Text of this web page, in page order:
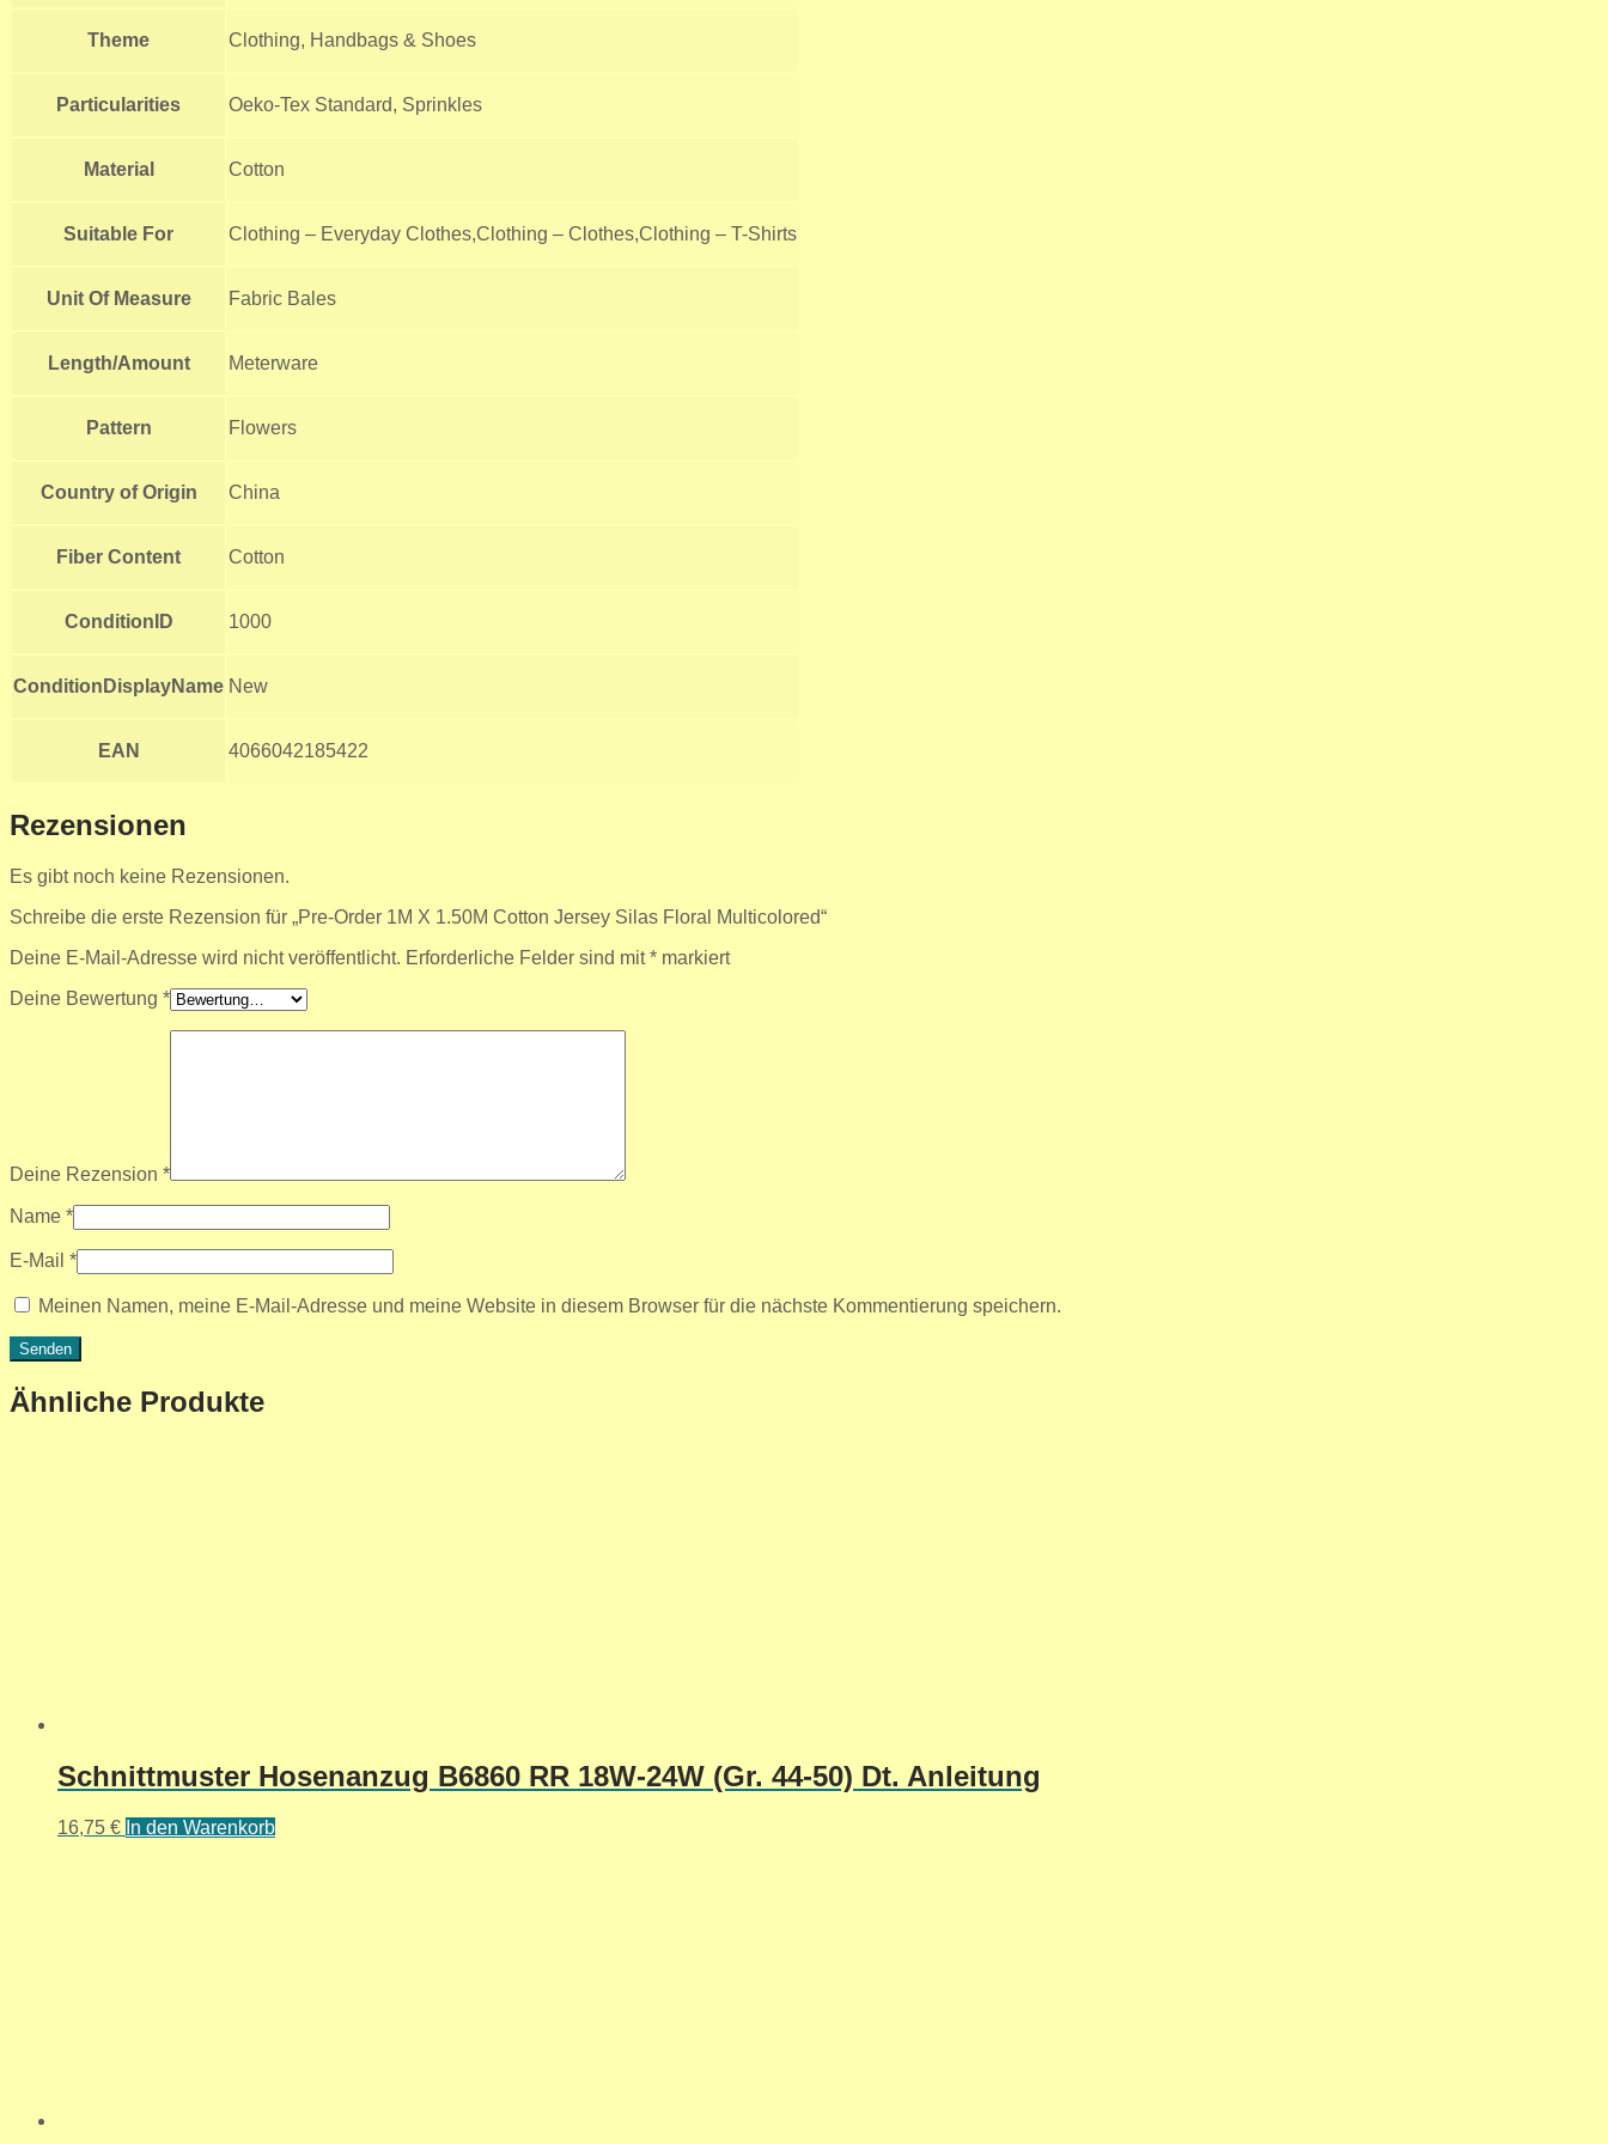
Theme Clothing, Handbags & Shoes
Particularities Oeko-Tex Standard, Sprinkles
Material Cotton
Suitable For Clothing – Everyday Clothes,Clothing – Clothes,Clothing – T-Shirts
Unit Of Measure Fabric Bales
Length/Amount Meterware
Pattern Flowers
Country of Origin China
Fiber Content Cotton
ConditionID 1000
ConditionDisplayName New
EAN 4066042185422
Rezensionen
Es gibt noch keine Rezensionen.
Schreibe die erste Rezension für „Pre-Order 1M X 1.50M Cotton Jersey Silas Floral Multicolored“
Deine E-Mail-Adresse wird nicht veröffentlicht. Erforderliche Felder sind mit* markiert
Deine Bewertung *
Deine Rezension *
Name *
E-Mail *
Meinen Namen, meine E-Mail-Adresse und meine Website in diesem Browser für die nächste Kommentierung speichern.
Ähnliche Produkte
Schnittmuster Hosenanzug B6860 RR 18W-24W (Gr. 44-50) Dt. Anleitung
16,75 € In den Warenkorb